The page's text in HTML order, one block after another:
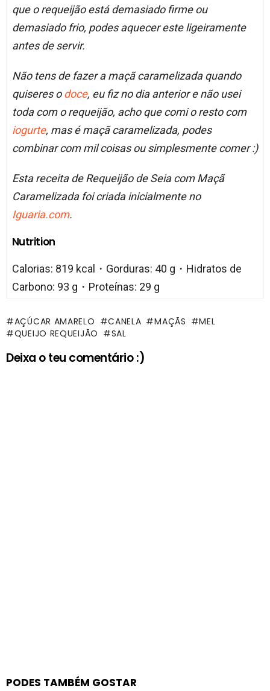
que o requeijão está demasiado firme ou
demasiado frio, podes aquecer este ligeiramente
antes de servir.
Não tens de fazer a maçã caramelizada quando
quiseres odoce, eu fiz no dia anterior e não usei
toda com o requeijão, acho que comi o resto com
iogurte, mas é maçã caramelizada, podes
combinar com mil coisas ou simplesmente comer :)
Esta receita de Requeijão de Seia com Maçã
Caramelizada foi criada inicialmente no
Iguaria.com.
Nutrition
Calorias: 819 kcal・Gorduras: 40 g・Hidratos de
Carbono: 93 g・Proteínas: 29 g
AÇÚCAR AMARELO CANELA MAÇÃS
MEL
QUEIJO REQUEIJÃO
SAL
Deixa o teu comentário :)
PODES TAMBÉM GOSTAR